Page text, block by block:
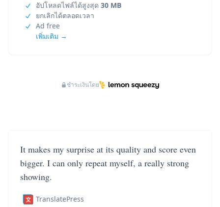
อัปโหลดไฟล์ได้สูงสุด 30 MB
ยกเลิกได้ตลอดเวลา
Ad free
เพิ่มเติม →
ชำระเงินโดย
It makes my surprise at its quality and score even
bigger. I can only repeat myself, a really strong
showing.
TranslatePress